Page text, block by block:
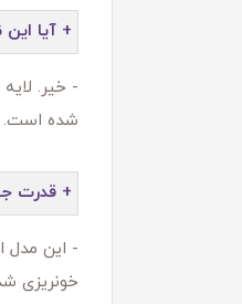
+ آیا
- خیر.
شده است.
+ قدرت
- این مدل
خونریزی